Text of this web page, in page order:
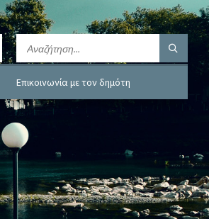
Επικοινωνία με τον δημότη